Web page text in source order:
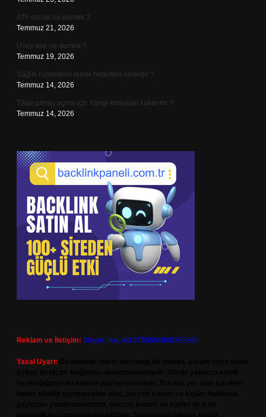
ATF olmak ne demek ?
Temmuz 21, 2026
Üvey aile ne demek ?
Temmuz 19, 2026
Sağlık hizmetinin temel hedefleri nelerdir ?
Temmuz 14, 2026
Tıkalı pimaş açma için hangi kimyasal kullanılır ?
Temmuz 14, 2026
Reklam ve İletişim: Skype: live:.cid.575569c608265c69
Yasal Uyarı: